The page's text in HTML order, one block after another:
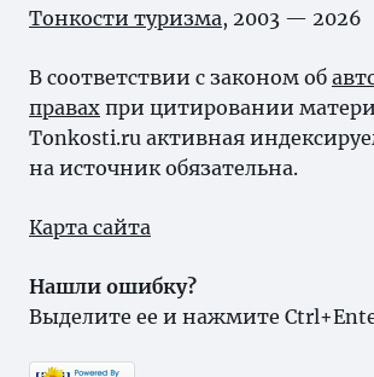
Тонкости туризма, 2003 — 2026
В соответствии с законом об
правах при цитировании
Tonkosti.ru активная
на источник обязательна.
Карта сайта
Нашли ошибку?
Выделите ее и нажмите